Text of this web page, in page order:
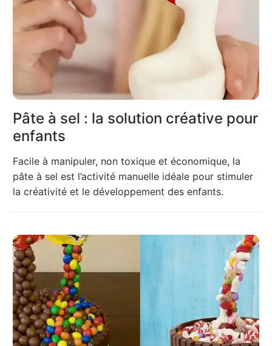
Pâte à sel : la solution créative pour
enfants
Facile à manipuler, non toxique et économique, la
pâte à sel est l’activité manuelle idéale pour stimuler
la créativité et le développement des enfants.